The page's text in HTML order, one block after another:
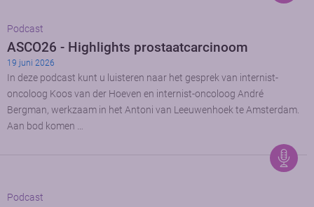
Podcast
ASCO26 - Highlights prostaatcarcinoom
19 juni 2026
In deze podcast kunt u luisteren naar het gesprek van internist-
oncoloog Koos van der Hoeven en internist-oncoloog André
Bergman, werkzaam in het Antoni van Leeuwenhoek te Amsterdam.
Aan bod komen …
Podcast